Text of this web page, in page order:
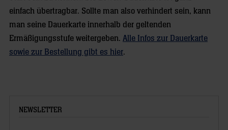
einfach übertragbar. Sollte man also verhindert sein, kann
man seine Dauerkarte innerhalb der geltenden
Ermäßigungsstufe weitergeben. Alle Infos zur Dauerkarte
sowie zur Bestellung gibt es hier.
NEWSLETTER